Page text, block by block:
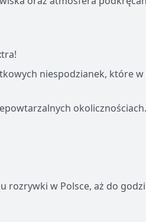
niespodzianek, które
okolicznościach.
rozrywki w Polsce, aż do